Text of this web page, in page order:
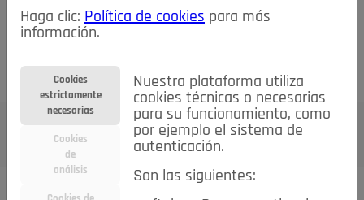
TABLÓN DE ANUNCIOS MIS ANUNCIOS CONTACTO
NOSOTROS
Su cuenta Regístrese ¿Olvidó su contraseña?
Haga clic: Política de cookies para más
información.
Cookies
estrictamente
necesarias
Cookies
de
análisis
Nuestra plataforma utiliza
cookies técnicas o necesarias
para su funcionamiento, como
por ejemplo el sistema de
autenticación.
Son las siguientes: